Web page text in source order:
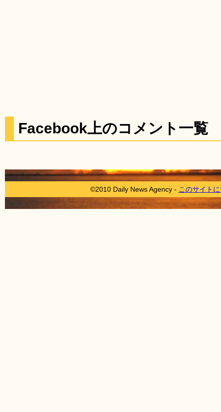
Facebook上のコメント一覧
©2010 Daily News Agency - このサイト